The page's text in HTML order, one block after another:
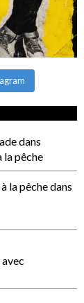
dans
la pêche
la pêchedans